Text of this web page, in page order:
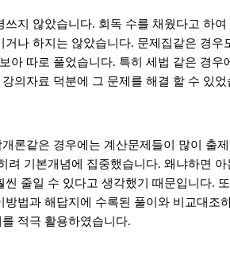
쓰지 않았습니다. 회독 수를 채웠다고 하
거나 하지는 않았습니다. 문제집같은 경우
아 따로 풀었습니다. 특히 세법 같은 경우
의자료 덕분에 그 문제를 해결 할 수 있었
론같은 경우에는 계산문제들이 많이 출
려 기본개념에 집중했습니다. 왜냐하면
씬 줄일 수 있다고 생각했기 때문입니다.
방법과 해답지에 수록된 풀이와 비교대조
적극 활용하였습니다.